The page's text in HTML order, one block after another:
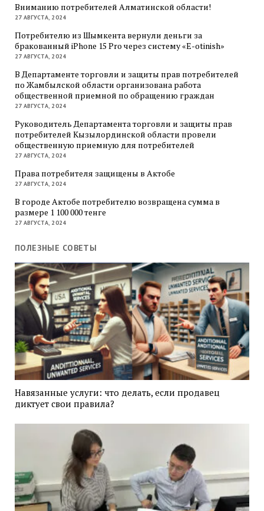
Вниманию потребителей Алматинской области!
27 АВГУСТА, 2024
Потребителю из Шымкента вернули деньги за
бракованный iPhone 15 Pro через систему «E-otinish»
27 АВГУСТА, 2024
В Департаменте торговли и защиты прав потребителей
по Жамбылской области организована работа
общественной приемной по обращению граждан
27 АВГУСТА, 2024
Руководитель Департамента торговли и защиты прав
потребителей Кызылординской области провели
общественную приемную для потребителей
27 АВГУСТА, 2024
Права потребителя защищены в Актобе
27 АВГУСТА, 2024
В городе Актобе потребителю возвращена сумма в
размере 1 100 000 тенге
27 АВГУСТА, 2024
ПОЛЕЗНЫЕ СОВЕТЫ
Навязанные услуги: что делать, если продавец
диктует свои правила?